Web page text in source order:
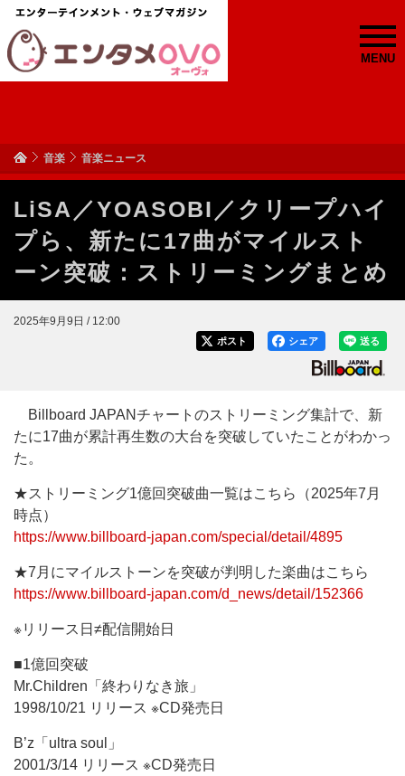
MENU
音楽 音楽ニュース
LiSA／YOASOBI／クリープハイ
プら、新たに17曲がマイルスト
ーン突破：ストリーミングまとめ
2025年9月9日 / 12:00
送る
シェア
ポスト
Billboard JAPANチャートのストリーミング集計で、新
たに17曲が累計再生数の大台を突破していたことがわかっ
た。
★ストリーミング1億回突破曲一覧はこちら（2025年7月
時点）
https://www.billboard-japan.com/special/detail/4895
★7月にマイルストーンを突破が判明した楽曲はこちら
https://www.billboard-japan.com/d_news/detail/152366
※リリース日≠配信開始日
■1億回突破
Mr.Children「終わりなき旅」
1998/10/21 リリース ※CD発売日
B’z「ultra soul」
2001/3/14 リリース ※CD発売日